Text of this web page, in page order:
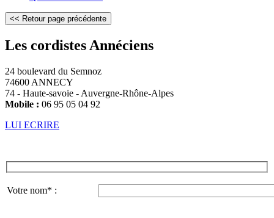
Les cordistes Annéciens
24 boulevard du Semnoz
74600 ANNECY
74 - Haute-savoie - Auvergne-Rhône-Alpes
Mobile : 06 95 05 04 92
LUI ECRIRE
Votre nom* :